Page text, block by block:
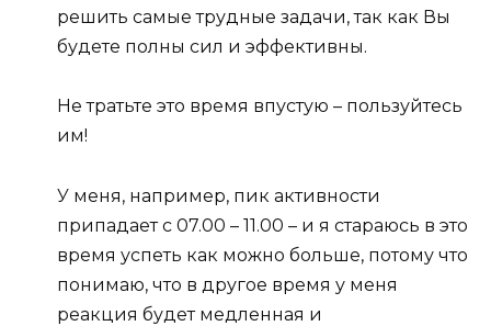
решить самые трудные задачи, так как Вы
будете полны сил и эффективны.
Не тратьте это время впустую – пользуйтесь
им!
У меня, например, пик активности
припадает с 07.00 – 11.00 – и я стараюсь в это
время успеть как можно больше, потому что
понимаю, что в другое время у меня
реакция будет медленная и